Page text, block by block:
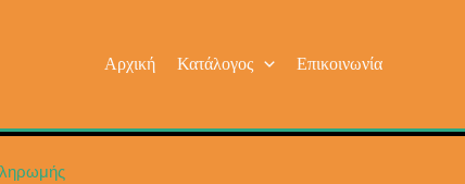
Αρχική Κατάλογος Επικοινωνία